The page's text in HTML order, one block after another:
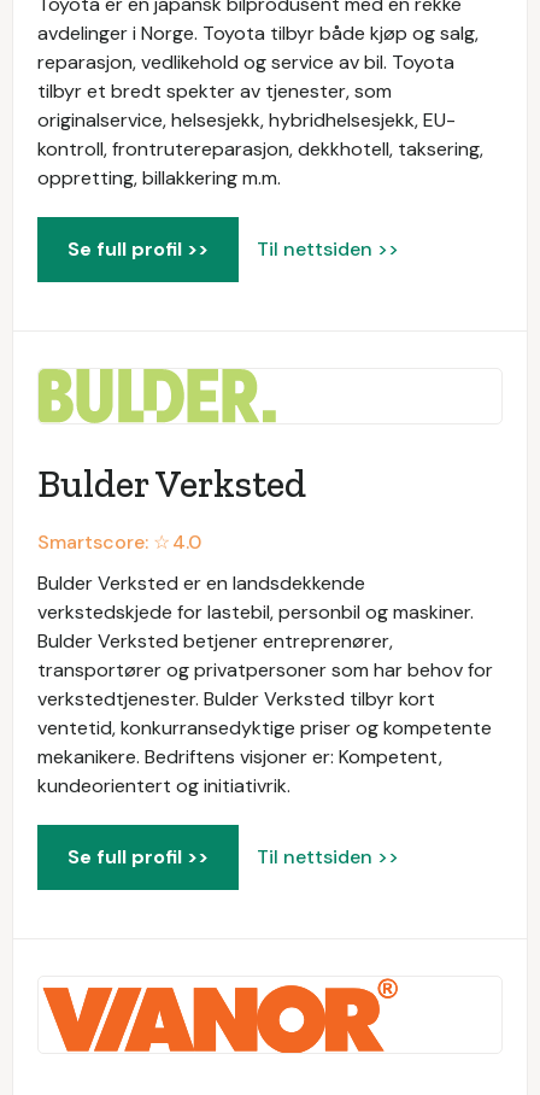
avdelinger i Norge. Toyota tilbyr både kjøp og salg,
reparasjon, vedlikehold og service av bil. Toyota
tilbyr et bredt spekter av tjenester, som
originalservice, helsesjekk, hybridhelsesjekk, EU-
kontroll, frontrutereparasjon, dekkhotell, taksering,
oppretting, billakkering m.m.
Se full profil >> Til nettsiden >>
Bulder Verksted
Smartscore: ☆4.0
Bulder Verksted er en landsdekkende
verkstedskjede for lastebil, personbil og maskiner.
Bulder Verksted betjener entreprenører,
transportører og privatpersoner som har behov for
verkstedtjenester. Bulder Verksted tilbyr kort
ventetid, konkurransedyktige priser og kompetente
mekanikere. Bedriftens visjoner er: Kompetent,
kundeorientert og initiativrik.
Se full profil >> Til nettsiden >>